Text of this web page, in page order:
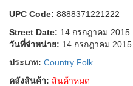
UPC Code: 8888371221222
Street Date: 14 กรกฎาคม 2015
วันที่จำหน่าย: 14 กรกฎาคม 2015
ประเภท: Country Folk
คลังสินค้า: สินค้าหมด